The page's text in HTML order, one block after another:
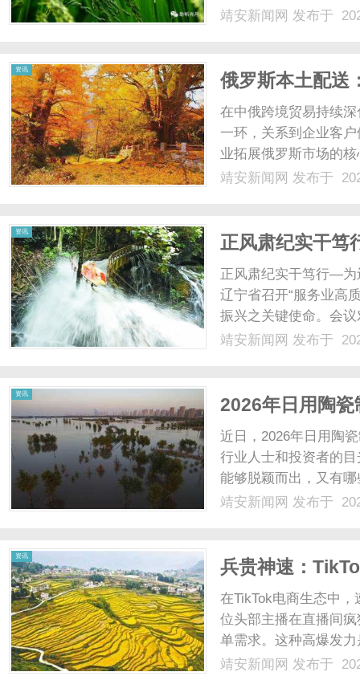
靖安新闻网 发布于
资讯
俄罗斯本土配送
在中俄跨境贸易持续
一环，关系到企业客
业拓展俄罗斯市场的
靖安新闻网 发布于
资讯
正风肃纪实干笃
正风肃纪实干笃行—为
辽宁省召开“服务业高
振兴之关键使命。会
署。会上，省委书记
靖安新闻网 发布于
资讯
2026年日用陶
值得关注？
近日，2026年日用陶
行业人士和投资者的
能够脱颖而出，又有
探究。一、排名靠前
靖安新闻网 发布于
资讯
兵贵神速：
提升现金流周转
在TikTok电商生态中
位头部主播在直播间
单需求。这种高爆发
一场大考。爆单意味
靖安新闻网 发布于